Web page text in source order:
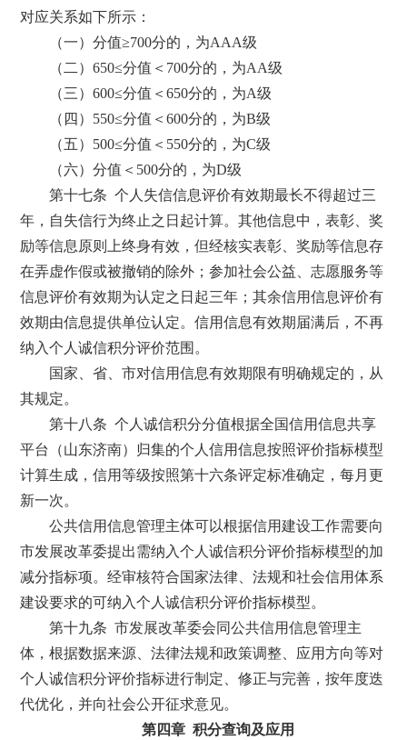
对应关系如下所示：
（一）分值≥700分的，为AAA级
（二）650≤分值＜700分的，为AA级
（三）600≤分值＜650分的，为A级
（四）550≤分值＜600分的，为B级
（五）500≤分值＜550分的，为C级
（六）分值＜500分的，为D级
第十七条 个人失信信息评价有效期最长不得超过三
年，自失信行为终止之日起计算。其他信息中，表彰、奖
励等信息原则上终身有效，但经核实表彰、奖励等信息存
在弄虚作假或被撤销的除外；参加社会公益、志愿服务等
信息评价有效期为认定之日起三年；其余信用信息评价有
效期由信息提供单位认定。信用信息有效期届满后，不再
纳入个人诚信积分评价范围。
国家、省、市对信用信息有效期限有明确规定的，从
其规定。
第十八条 个人诚信积分分值根据全国信用信息共享
平台（山东济南）归集的个人信用信息按照评价指标模型
计算生成，信用等级按照第十六条评定标准确定，每月更
新一次。
公共信用信息管理主体可以根据信用建设工作需要向
市发展改革委提出需纳入个人诚信积分评价指标模型的加
减分指标项。经审核符合国家法律、法规和社会信用体系
建设要求的可纳入个人诚信积分评价指标模型。
第十九条 市发展改革委会同公共信用信息管理主
体，根据数据来源、法律法规和政策调整、应用方向等对
个人诚信积分评价指标进行制定、修正与完善，按年度迭
代优化，并向社会公开征求意见。
第四章 积分查询及应用